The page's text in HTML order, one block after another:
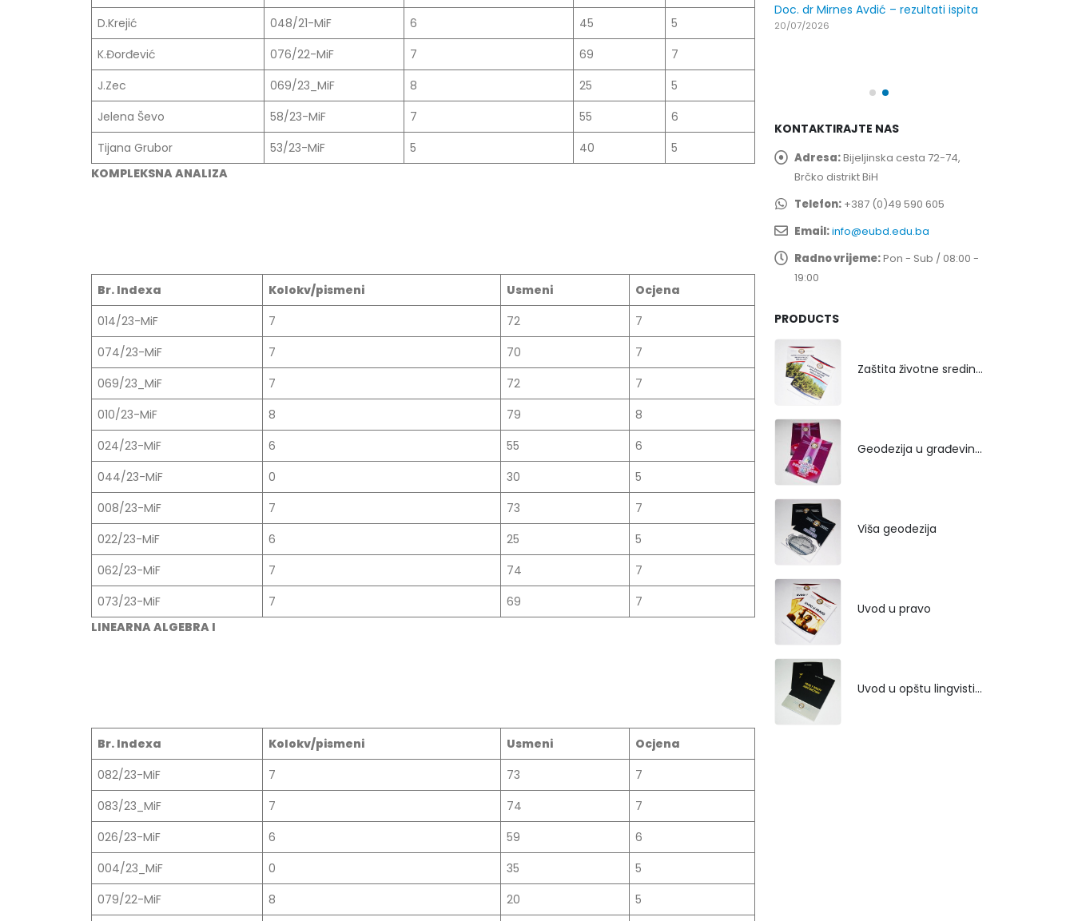
D.Krejić
048/21-MiF 6 45
5
K.Đorđević
076/22-MiF 7 69
7
J.Zec
069/23_MiF 8 25
5
Jelena Ševo
58/23-MiF 7 55
6
Tijana Grubor
53/23-MiF 5 40
5
KOMPLEKSNA ANALIZA
Br. Indexa Kolokv/pismeni Usmeni
Ocjena
014/23-MiF
7 72
7
074/23-MiF
7 70
7
069/23_MiF
7 72
7
010/23-MiF
8 79
8
024/23-MiF
6 55
6
044/23-MiF
0 30
5
008/23-MiF
7 73
7
022/23-MiF
6 25
5
062/23-MiF
7 74
7
073/23-MiF
7 69
7
LINEARNA ALGEBRA I
Br. Indexa Kolokv/pismeni Usmeni
Ocjena
082/23-MiF
7 73
7
083/23_MiF
7 74
7
026/23-MiF
6 59
6
004/23_MiF
0 35
5
079/22-MiF
8 20
5
Prof. dr Esed Karić – rezultati ispita
25/07/2026
Doc. dr Mirnes Avdić – rezultati ispita
20/07/2026
Prof. dr Esed Karić – rezultati ispita
25/07/2026
Doc. dr Mirnes Avdić – rezultati ispita
20/07/2026
KONTAKTIRAJTE NAS
Adresa:Bijeljinska cesta 72-74,
Brčko distrikt BiH
Telefon: +387 (0)49 590 605
Email:info@eubd.edu.ba
Radno vrijeme:Pon - Sub / 08:00 -
19:00
PRODUCTS
Zaštita životne sredine rekultivacijom odlagališta
Geodezija u građevinarstvu
Viša geodezija
Uvod u pravo
Uvod u opštu lingvistiku